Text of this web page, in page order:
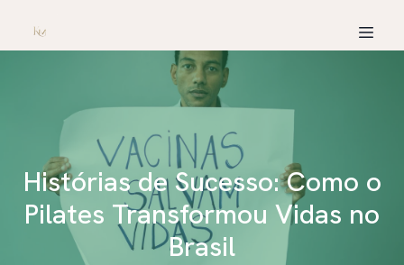
Histórias de Sucesso: Como o
Pilates Transformou Vidas no
Brasil